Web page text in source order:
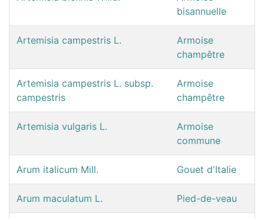
bisannuelle
Artemisia campestris L.
Armoise
champêtre
Artemisia campestris L. subsp.
campestris
Armoise
champêtre
Artemisia vulgaris L.
Armoise
commune
Arum italicum Mill. Gouet d'Italie
Arum maculatum L. Pied-de-veau